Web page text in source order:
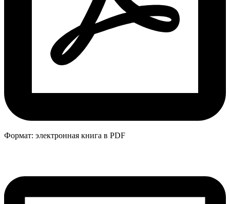
Формат: электронная книга в PDF